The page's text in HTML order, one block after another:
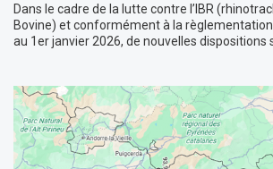
Dans le cadre de la lutte contre l’IBR
Bovine) et conformément à la
au 1er janvier 2026, de nouvelles dispositions